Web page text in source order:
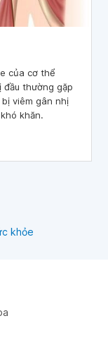
của cơ thể
thường gặp
viêm gân nhị
khăn.
khỏe